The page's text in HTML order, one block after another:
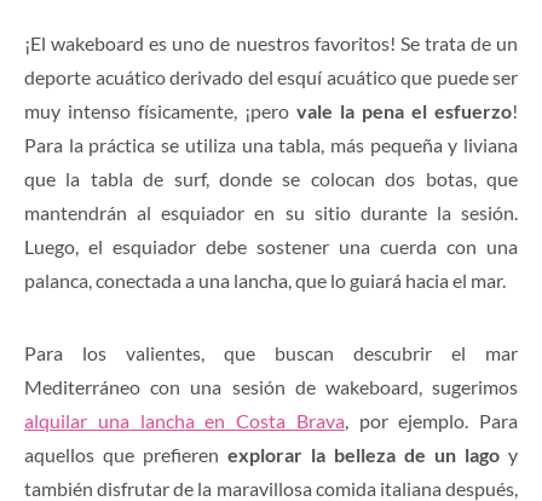
¡El wakeboard es uno de nuestros favoritos! Se trata de un
deporte acuático derivado del esquí acuático que puede ser
muy intenso físicamente, ¡pero vale la pena el esfuerzo!
Para la práctica se utiliza una tabla , más pequeña y liviana
que la tabla de surf, dondese colocan dos botas, que
mantendrán al esquiador en su sitio durante la sesión.
Luego, el esquiador debe sostener una cuerda con una
palanca, conectada a una lancha, que lo guiará hacia el mar.
Para los valientes, que buscan descubrir el mar
Mediterráneo con una sesión de wakeboard, sugerimos
alquilar una lancha en Costa Brava , por ejemplo. Para
aquellos que prefieren explorar la belleza de un lago y
también disfrutar de la maravillosa comida italiana después,